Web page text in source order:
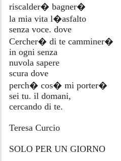
riscalder� bagner�
la mia vita l�asfalto
senza voce. dove
Cercher� di te camminer�
in ogni senza
nuvola sapere
scura dove
perch� cos� mi porter�
sei tu. il domani,
cercando di te.
Teresa Curcio
SOLO PER UN GIORNO